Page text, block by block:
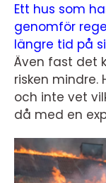
Ett hus som
genomför
längre tid på
Även fast det
risken mindre.
och inte vet
då med en